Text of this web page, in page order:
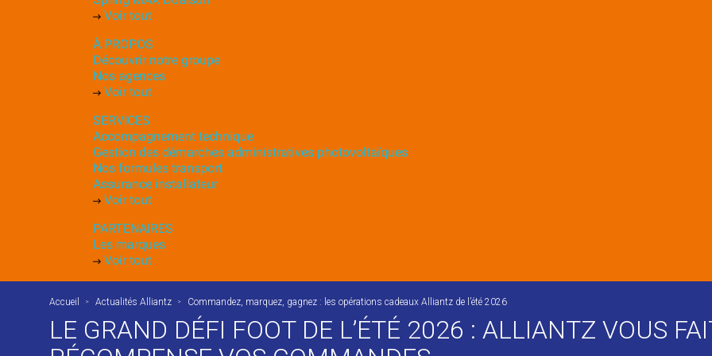
Voir tout
À PROPOS
Découvrir notre groupe
Nos agences
Voir tout
SERVICES
Accompagnement technique
Gestion des démarches administratives photovoltaïques
Nos formules transport
Assurance installateur
Voir tout
PARTENAIRES
Les marques
Voir tout
Accueil Actualités Alliantz Commandez, marquez, gagnez : les opérations cadeaux Alliantz de l’été 2026
LE GRAND DÉFI FOOT DE L’ÉTÉ 2026 : ALLIANTZ VOUS